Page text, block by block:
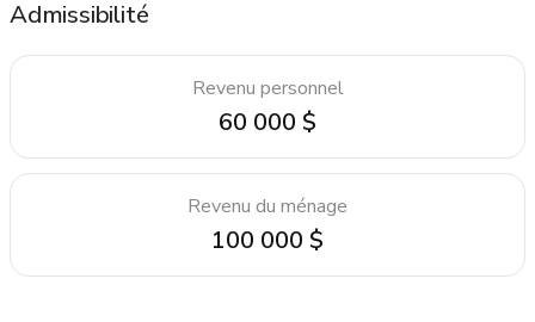
Admissibilité
Revenu personnel
60 000 $
Revenu du ménage
100 000 $